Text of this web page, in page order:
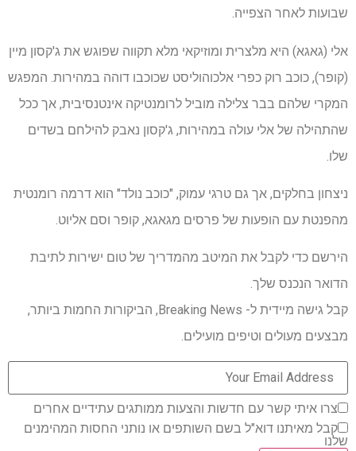
שבועות לאחר הצפייה.
אלי (גאגא) היא מלצרית ומוזיקאי מלא תקווה שפוגש את ג'קסון מיין
(קופר), כוכב רוק כפרי אלכוהוליסט שכוכבו דוהה במהירות. המפגש
המקרי שלהם בבר צלילה מוביל לרומנטיקה אינטנסיבית, אך ככל
שהתהילה של אלי עולה במהירות, ג'קסון נאבק להילחם בשדים
שלו.
ניצחון בחלקים, אך גם טרגי עמוק, "כוכב נולד" הוא דרמה רומנטית
מהפנטת עם הופעות של פרסים מגאגא, קופר וסם אליוט.
הירשם כדי לקבל את המיטב מהמדריך של טום ישירות לתיבת
הדואר הנכנס שלך.
קבל גישה מיידית ל- Breaking News, הביקורות החמות ביותר,
מבצעים מעולים וטיפים מועילים.
צרו איתי קשר עם חדשות והצעות ממותגים עתידיים אחרים
קבל מאיתנו דוא"ל בשם השותפים או נותני החסות המהימנים
שלנו